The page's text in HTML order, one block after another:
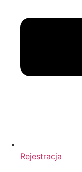
Rejestracja